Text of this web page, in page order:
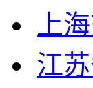
上
江